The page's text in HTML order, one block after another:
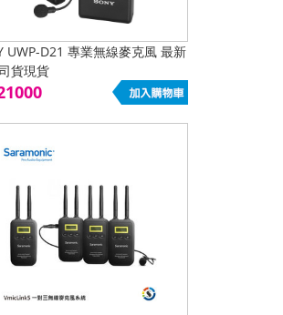
UWP-D21 專業無線麥克風 最新
貨現貨